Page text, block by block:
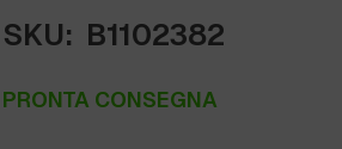
SKU: B1102382
PRONTA CONSEGNA